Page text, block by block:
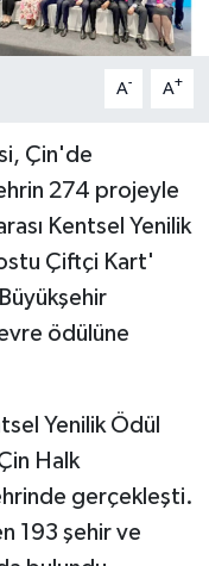
A- A+
Çin'de
274 projeyle
Kentsel Yenilik
Çiftçi Kart'
ödülüne
Yenilik Ödül
Halk
gerçekleşti.
193 şehir ve